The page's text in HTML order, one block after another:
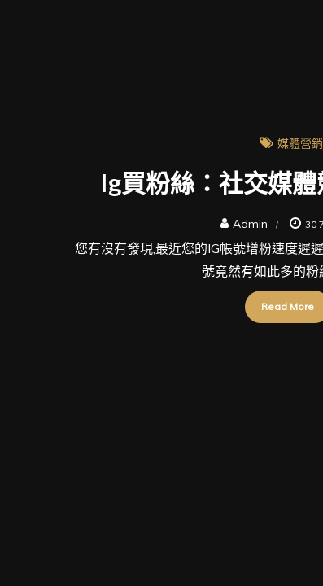
媒體營銷
Ig買粉絲：社交媒
Admin 30
您有沒有發現,最近您的IG帳號增粉速度遲
號竟然有如此多的
Read More